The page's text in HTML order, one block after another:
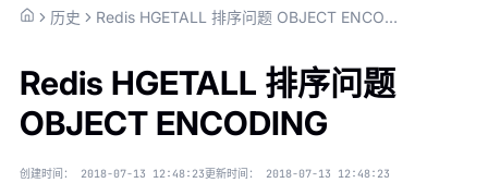
历史 Redis HGETALL 排序问题 OBJECT ENCODING
Redis HGETALL 排序问题
OBJECT ENCODING
创建时间： 2018-07-13 12:48:23更新时间： 2018-07-13 12:48:23